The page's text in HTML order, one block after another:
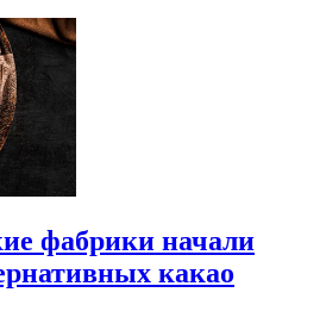
фабрики начали
какао